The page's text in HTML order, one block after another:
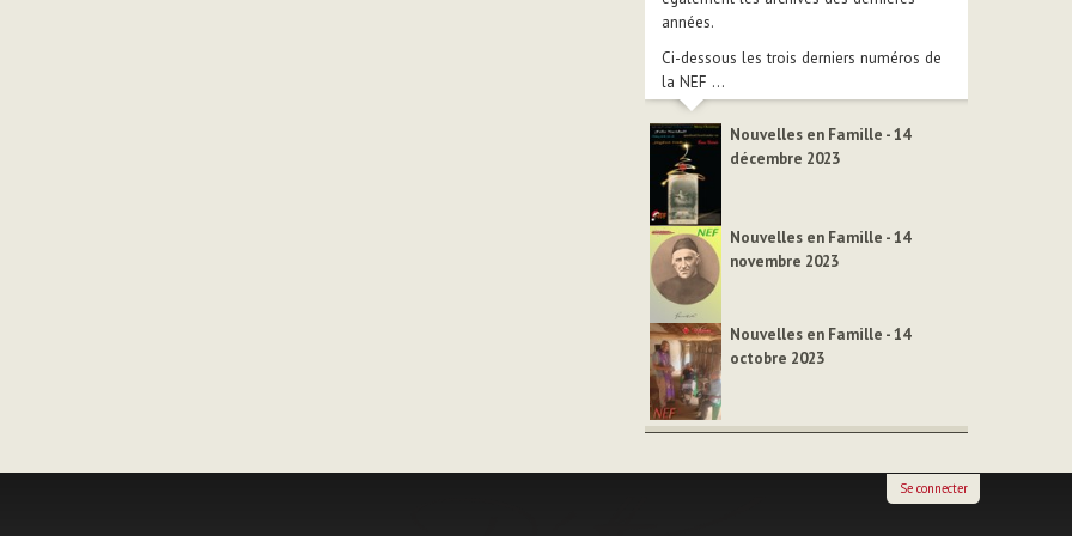
années.
Ci-dessous les trois derniers numéros de
la NEF ...
Nouvelles en Famille - 14
décembre 2023
Nouvelles en Famille - 14
novembre 2023
Nouvelles en Famille - 14
octobre 2023
Se connecter